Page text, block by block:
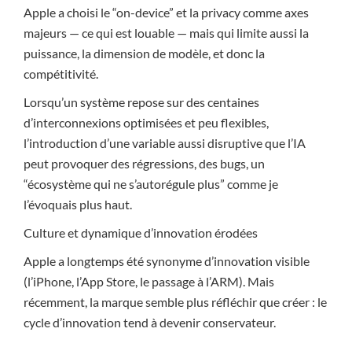
Apple a choisi le “on-device” et la privacy comme axes
majeurs — ce qui est louable — mais qui limite aussi la
puissance, la dimension de modèle, et donc la
compétitivité.
Lorsqu’un système repose sur des centaines
d’interconnexions optimisées et peu flexibles,
l’introduction d’une variable aussi disruptive que l’IA
peut provoquer des régressions, des bugs, un
“écosystème qui ne s’autorégule plus” comme je
l’évoquais plus haut.
Culture et dynamique d’innovation érodées
Apple a longtemps été synonyme d’innovation visible
(l’iPhone, l’App Store, le passage à l’ARM). Mais
récemment, la marque semble plus réfléchir que créer : le
cycle d’innovation tend à devenir conservateur.